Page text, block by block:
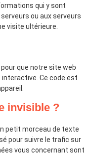
qui y sont
ou aux serveurs
visite ultérieure.
que notre site web
Ce code est
invisible ?
petit morceau de texte
pour suivre le trafic sur
vous concernant sont